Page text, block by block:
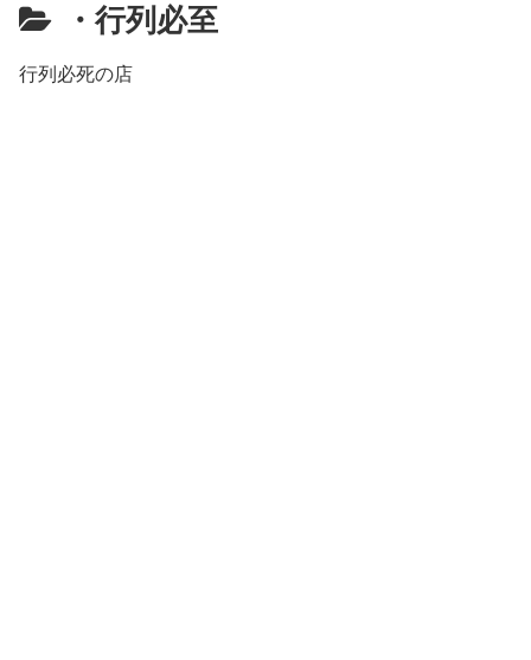
・行列必至
行列必死の店